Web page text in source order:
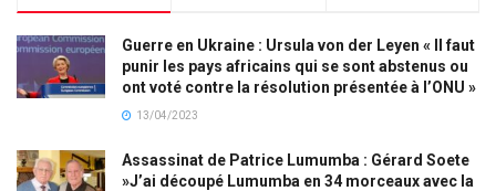
Guerre en Ukraine : Ursula von der Leyen « Il faut
punir les pays africains qui se sont abstenus ou
ont voté contre la résolution présentée à l’ONU »
13/04/2023
Assassinat de Patrice Lumumba : Gérard Soete
»J’ai découpé Lumumba en 34 morceaux avec la